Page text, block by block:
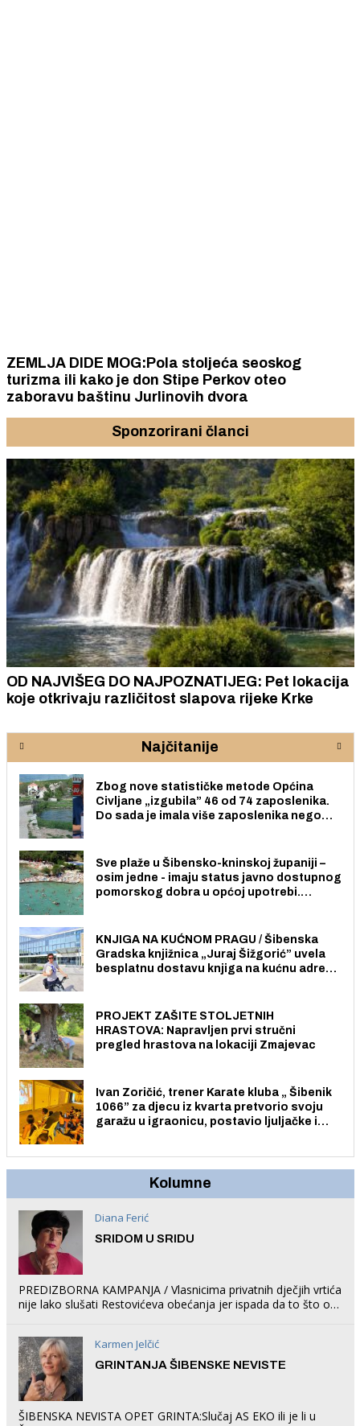
ZEMLJA DIDE MOG:Pola stoljeća seoskog
turizma ili kako je don Stipe Perkov oteo
zaboravu baštinu Jurlinovih dvora
Sponzorirani članci
OD NAJVIŠEG DO NAJPOZNATIJEG: Pet lokacija
koje otkrivaju različitost slapova rijeke Krke
Najčitanije
Zbog nove statističke metode Općina
Civljane „izgubila” 46 od 74 zaposlenika.
Do sada je imala više zaposlenika nego
Sve plaže u Šibensko-kninskoj županiji –
osim jedne - imaju status javno dostupnog
pomorskog dobra u općoj upotrebi.
KNJIGA NA KUĆNOM PRAGU / Šibenska
Gradska knjižnica „Juraj Šižgorić” uvela
besplatnu dostavu knjiga na kućnu adresu
PROJEKT ZAŠITE STOLJETNIH
HRASTOVA: Napravljen prvi stručni
pregled hrastova na lokaciji Zmajevac
Ivan Zoričić, trener Karate kluba „ Šibenik
1066” za djecu iz kvarta pretvorio svoju
garažu u igraonicu, postavio ljuljačke i
Kolumne
Diana Ferić
SRIDOM U SRIDU
PREDIZBORNA KAMPANJA / Vlasnicima privatnih dječjih vrtića
nije lako slušati Restovićeva obećanja jer ispada da to što oni
Karmen Jelčić
GRINTANJA ŠIBENSKE NEVISTE
ŠIBENSKA NEVISTA OPET GRINTA:Slučaj AS EKO ili je li u